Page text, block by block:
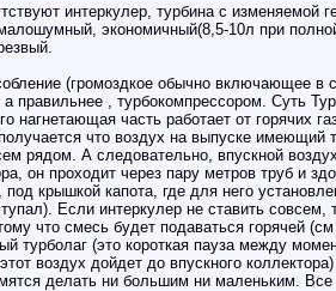
интеркулер, турбина с изменяемой
экономичный(8,5-10л при
(громоздкое обычно включающее
правильнее , турбокомпрессором. Суть
нагнетающая часть работает от горячих
что воздух на выпуске
рядом. А следовательно, впускной
он проходит через пару метров труб и
крышкой капота, где для него
Если интеркулер не ставить совсем,
что смесь будет подаваться горячей
турболаг (это короткая пауза между
воздух дойдет до впускного коллектора)
делать ни большим ни маленьким.